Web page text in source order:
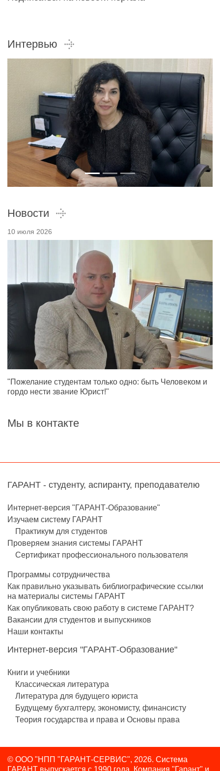
Интервью
Новости
10 июля 2026
"Пожелание студентам только одно: быть Человеком и
гордо нести звание Юрист!"
Мы в контакте
ГАРАНТ - студенту, аспиранту, преподавателю
Интернет-версия "ГАРАНТ-Образование"
Изучаем систему ГАРАНТ
Практикум для студентов
Проверяем знания системы ГАРАНТ
Сертификат профессионального пользователя
Программы сотрудничества
Как правильно указывать библиографические ссылки
на материалы системы ГАРАНТ
Как опубликовать свою работу в системе ГАРАНТ?
Вакансии для студентов и выпускников
Наши контакты
Интернет-версия "ГАРАНТ-Образование"
Книги и учебники
Классическая литература
Литература для будущего юриста
Будущему бухгалтеру, экономисту, финансисту
Теория государства и права и Основы права
© ООО "НПП "ГАРАНТ-СЕРВИС", 2026. Система
ГАРАНТ выпускается с 1990 года.
Компания "Гарант" и